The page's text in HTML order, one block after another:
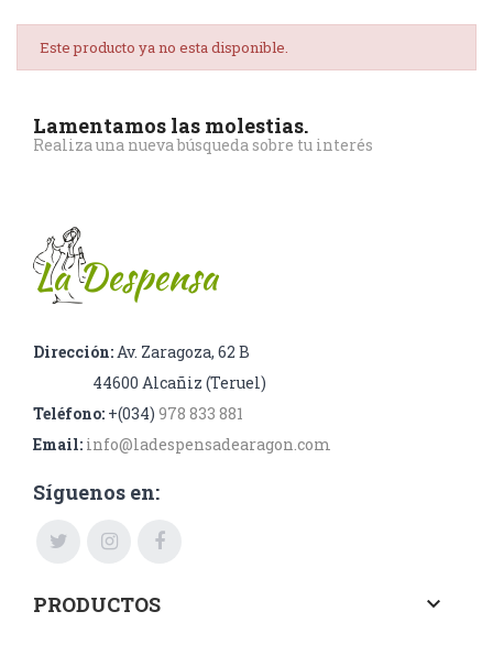
Este producto ya no esta disponible.
Lamentamos las molestias.
Realiza una nueva búsqueda sobre tu interés
Dirección:Av. Zaragoza, 62 B
44600 Alcañiz (Teruel)
Teléfono: +(034) 978 833 881
Email: info@ladespensadearagon.com
Síguenos en:
PRODUCTOS keyboard_arrow_down